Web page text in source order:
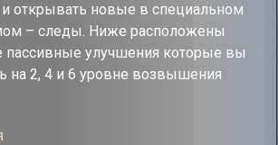
и открывать новые в специальном
– следы. Ниже расположены
пассивные улучшения которые вы
на 2, 4 и 6 уровне возвышения